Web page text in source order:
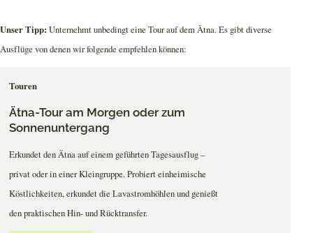
Unser Tipp: Unternehmt unbedingt eine Tour auf dem Ätna. Es gibt diverse
Ausflüge von denen wir folgende empfehlen können:
Touren
Ätna-Tour am Morgen oder zum
Sonnenuntergang
Erkundet den Ätna auf einem geführten Tagesausflug –
privat oder in einer Kleingruppe. Probiert einheimische
Köstlichkeiten, erkundet die Lavastromhöhlen und genießt
den praktischen Hin- und Rücktransfer.